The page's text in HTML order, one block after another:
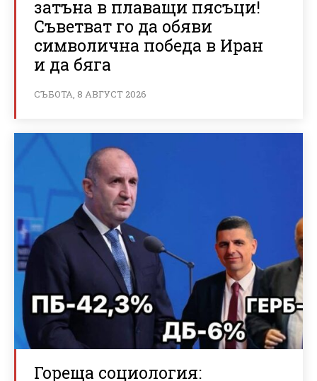
затъна в плаващи пясъци!
Съветват го да обяви
символична победа в Иран
и да бяга
СЪБОТА, 8 АВГУСТ 2026
Гореща социология: